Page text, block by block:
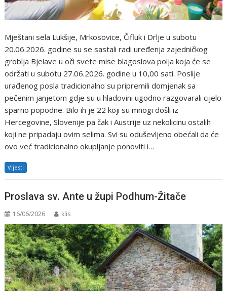
Mještani sela Lukšije, Mrkosovice, Čifluk i Drlje u subotu
20.06.2026. godine su se sastali radi uređenja zajedničkog
groblja Bjelave u oči svete mise blagoslova polja koja će se
održati u subotu 27.06.2026. godine u 10,00 sati. Poslije
urađenog posla tradicionalno su pripremili domjenak sa
pečenim janjetom gdje su u hladovini ugodno razgovarali cijelo
sparno popodne. Bilo ih je 22 koji su mnogi došli iz
Hercegovine, Slovenije pa čak i Austrije uz nekolicinu ostalih
koji ne pripadaju ovim selima. Svi su oduševljeno obećali da će
ovo već tradicionalno okupljanje ponoviti i…
Vijesti
Proslava sv. Ante u župi Podhum-Žitače
16/06/2026 klis